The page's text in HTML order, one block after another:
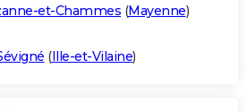
et-Chammes (Mayenne)
(Ille-et-Vilaine)